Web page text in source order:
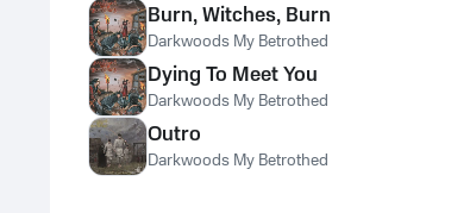
Burn, Witches, Burn
Darkwoods My Betrothed
Dying To Meet You
Darkwoods My Betrothed
Outro
Darkwoods My Betrothed